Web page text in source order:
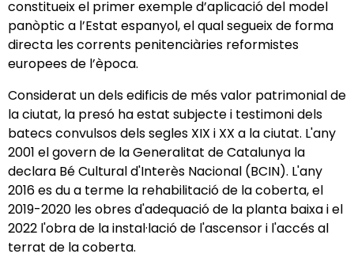
constitueix el primer exemple d’aplicació del model
panòptic a l’Estat espanyol, el qual segueix de forma
directa les corrents penitenciàries reformistes
europees de l’època.
Considerat un dels edificis de més valor patrimonial de
la ciutat, la presó ha estat subjecte i testimoni dels
batecs convulsos dels segles XIX i XX a la ciutat. L'any
2001 el govern de la Generalitat de Catalunya la
declara Bé Cultural d'Interès Nacional (BCIN). L'any
2016 es du a terme la rehabilitació de la coberta, el
2019-2020 les obres d'adequació de la planta baixa i el
2022 l'obra de la instal·lació de l'ascensor i l'accés al
terrat de la coberta.